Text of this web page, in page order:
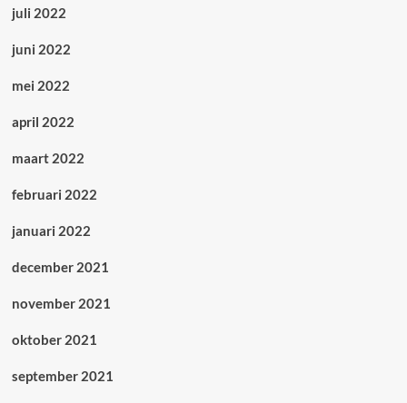
juli 2022
juni 2022
mei 2022
april 2022
maart 2022
februari 2022
januari 2022
december 2021
november 2021
oktober 2021
september 2021